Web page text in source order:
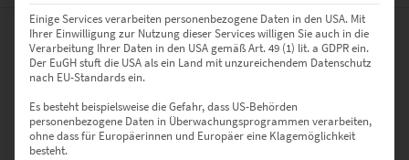
0
Einige Services verarbeiten personenbezogene Daten in den USA. Mit
Ihrer Einwilligung zur Nutzung dieser Services willigen Sie auch in die
Verarbeitung Ihrer Daten in den USA gemäß Art. 49 (1) lit. a GDPR ein.
Der EuGH stuft die USA als ein Land mit unzureichendem Datenschutz
nach EU-Standards ein.
Es besteht beispielsweise die Gefahr, dass US-Behörden
personenbezogene Daten in Überwachungsprogrammen verarbeiten,
ohne dass für Europäerinnen und Europäer eine Klagemöglichkeit
besteht.